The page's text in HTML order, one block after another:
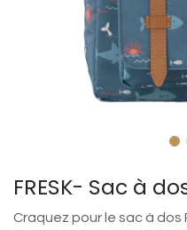
FRESK- Sac à
Craquez pour le sac à dos